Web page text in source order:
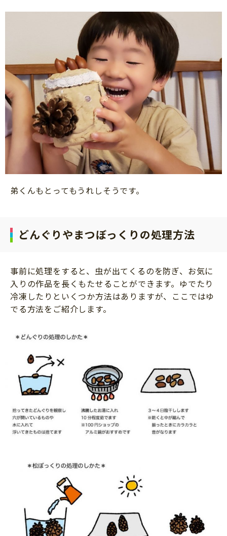
弟くんもとってもうれしそうです。
どんぐりやまつぼっくりの処理方法
事前に処理をすると、虫が出てくるのを防ぎ、お気に
入りの作品を長くもたせることができます。ゆでたり
冷凍したりといくつか方法はありますが、ここではゆ
でる方法をご紹介します。